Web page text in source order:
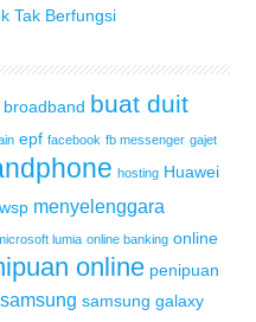
Tak Berfungsi
broadband buat duit
epf facebook fb messenger gajet
hosting Huawei
menyelenggara
lumia online banking online
online penipuan
samsung samsung galaxy